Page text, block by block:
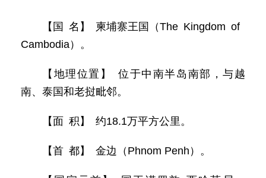
【国 名】 柬埔寨王国（The Kingdom of
Cambodia）。
【地理位置】 位于中南半岛南部，与越
南、泰国和老挝毗邻。
【面 积】 约18.1万平方公里。
【首 都】 金边（Phnom Penh）。